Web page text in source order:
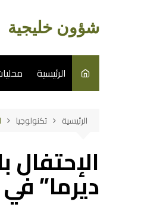
شؤون خليجية
الرئيسية
طبخ
الرئيسية تكنولوجيا
الإحتفال
ديرما”